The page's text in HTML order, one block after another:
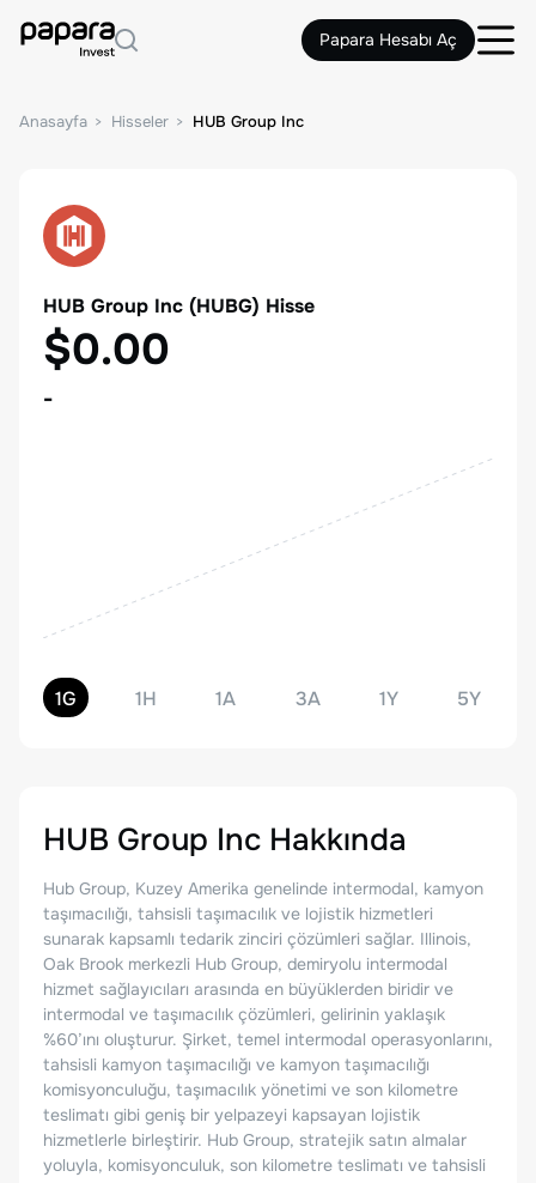
Papara Hesabı Aç
Anasayfa Hisseler HUB Group Inc
HUB Group Inc (HUBG) Hisse
$0.00
-
1G 1H 1A 3A 1Y 5Y
HUB Group Inc Hakkında
Hub Group, Kuzey Amerika genelinde intermodal, kamyon
taşımacılığı, tahsisli taşımacılık ve lojistik hizmetleri
sunarak kapsamlı tedarik zinciri çözümleri sağlar. Illinois,
Oak Brook merkezli Hub Group, demiryolu intermodal
hizmet sağlayıcıları arasında en büyüklerden biridir ve
intermodal ve taşımacılık çözümleri, gelirinin yaklaşık
%60’ını oluşturur. Şirket, temel intermodal operasyonlarını,
tahsisli kamyon taşımacılığı ve kamyon taşımacılığı
komisyonculuğu, taşımacılık yönetimi ve son kilometre
teslimatı gibi geniş bir yelpazeyi kapsayan lojistik
hizmetlerle birleştirir. Hub Group, stratejik satın almalar
yoluyla, komisyonculuk, son kilometre teslimatı ve tahsisli